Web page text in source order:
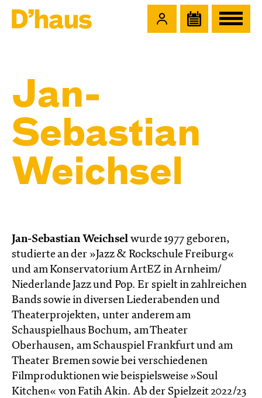
Jan-
Sebastian
Weichsel
Jan-Sebastian Weichsel wurde 1977 geboren,
studierte an der »Jazz & Rockschule Freiburg«
und am Konservatorium ArtEZ in Arnheim/
Niederlande Jazz und Pop. Er spielt in zahlreichen
Bands sowie in diversen Liederabenden und
Theaterprojekten, unter anderem am
Schauspielhaus Bochum, am Theater
Oberhausen, am Schauspiel Frankfurt und am
Theater Bremen sowie bei verschiedenen
Filmproduktionen wie beispielsweise »Soul
Kitchen« von Fatih Akin. Ab der Spielzeit 2022/23